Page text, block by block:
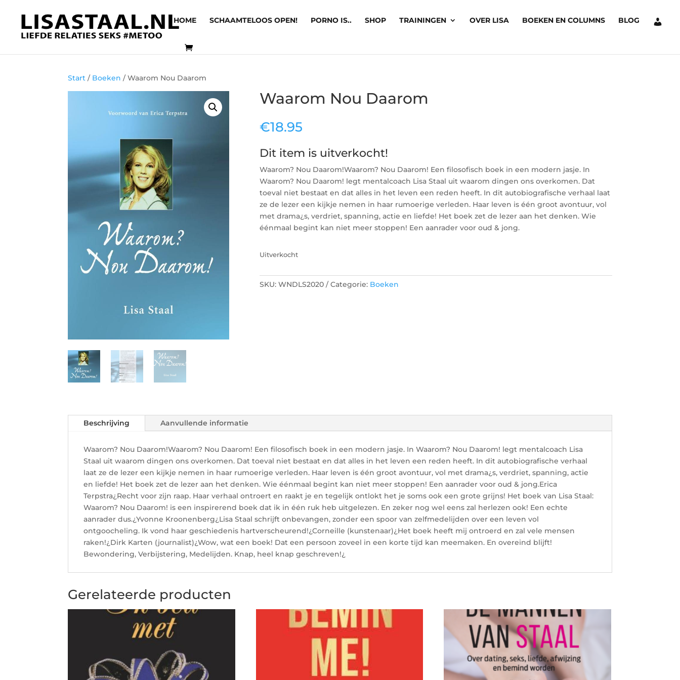
HOME SCHAAMTELOOS OPEN! PORNO IS.. SHOP TRAININGEN OVER LISA BOEKEN EN COLUMNS BLOG
Start / Boeken / Waarom Nou Daarom
Waarom Nou Daarom
€18.95
Dit item is uitverkocht!
Waarom? Nou Daarom!Waarom? Nou Daarom! Een filosofisch boek in een modern jasje. In
Waarom? Nou Daarom! legt mentalcoach Lisa Staal uit waarom dingen ons overkomen. Dat
toeval niet bestaat en dat alles in het leven een reden heeft. In dit autobiografische verhaal laat
ze de lezer een kijkje nemen in haar rumoerige verleden. Haar leven is één groot avontuur, vol
met drama¿s, verdriet, spanning, actie en liefde! Het boek zet de lezer aan het denken. Wie
éénmaal begint kan niet meer stoppen! Een aanrader voor oud & jong.
Uitverkocht
SKU: WNDLS2020 Categorie: Boeken
Beschrijving Aanvullende informatie
Waarom? Nou Daarom!Waarom? Nou Daarom! Een filosofisch boek in een modern jasje. In Waarom? Nou Daarom! legt mentalcoach Lisa
Staal uit waarom dingen ons overkomen. Dat toeval niet bestaat en dat alles in het leven een reden heeft. In dit autobiografische verhaal
laat ze de lezer een kijkje nemen in haar rumoerige verleden. Haar leven is één groot avontuur, vol met drama¿s, verdriet, spanning, actie
en liefde! Het boek zet de lezer aan het denken. Wie éénmaal begint kan niet meer stoppen! Een aanrader voor oud & jong.Erica
Terpstra¿Recht voor zijn raap. Haar verhaal ontroert en raakt je en tegelijk ontlokt het je soms ook een grote grijns! Het boek van Lisa Staal:
Waarom? Nou Daarom! is een inspirerend boek dat ik in één ruk heb uitgelezen. En zeker nog wel eens zal herlezen ook! Een echte
aanrader dus.¿Yvonne Kroonenberg¿Lisa Staal schrijft onbevangen, zonder een spoor van zelfmedelijden over een leven vol
ontgoocheling. Ik vond haar geschiedenis hartverscheurend!¿Corneille (kunstenaar)¿Het boek heeft mij ontroerd en zal vele mensen
raken!¿Dirk Karten (journalist)¿Wow, wat een boek! Dat een persoon zoveel in een korte tijd kan meemaken. En overeind blijft!
Bewondering, Verbijstering, Medelijden. Knap, heel knap geschreven!¿
Gerelateerde producten